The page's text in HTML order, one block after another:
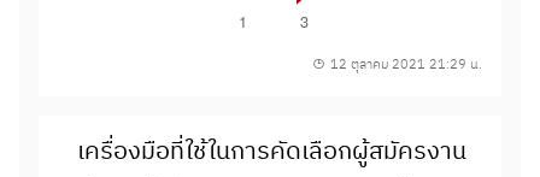
1 3
12 ตุลาคม 2021 21:29 น.
เครื่องมือที่ใช้ในการคัดเลือกผู้สมัครงาน